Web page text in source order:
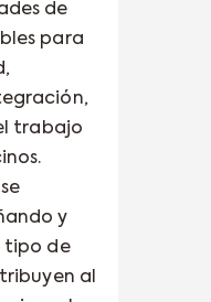
de
para
trabajo
y
tipo de
al